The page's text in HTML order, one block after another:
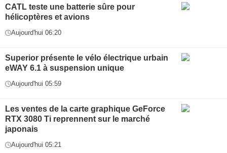
CATL teste une batterie sûre pour
hélicoptères et avions
Aujourd'hui 06:20
Superior présente le vélo électrique urbain
eWAY 6.1 à suspension unique
Aujourd'hui 05:59
Les ventes de la carte graphique GeForce
RTX 3080 Ti reprennent sur le marché
japonais
Aujourd'hui 05:21